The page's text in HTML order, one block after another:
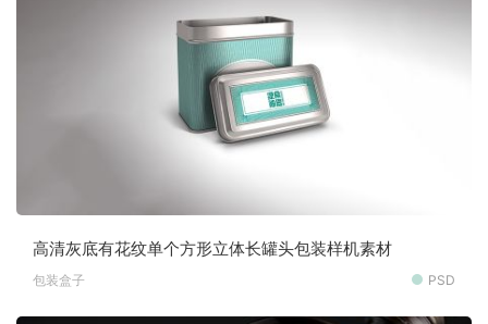
高清灰底有花纹单个方形立体长罐头包装样机素材
包装盒子 PSD